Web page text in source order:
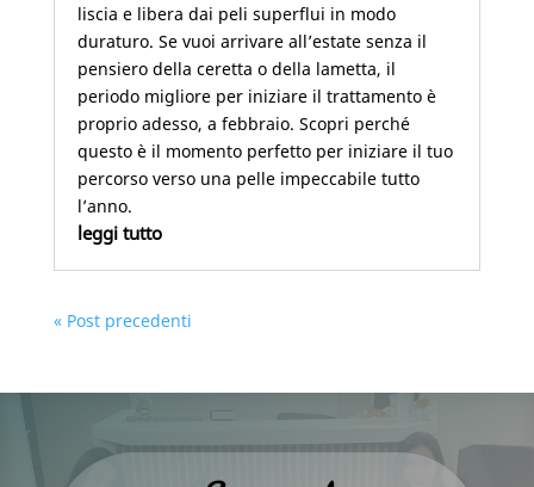
liscia e libera dai peli superflui in modo
duraturo. Se vuoi arrivare all’estate senza il
pensiero della ceretta o della lametta, il
periodo migliore per iniziare il trattamento è
proprio adesso, a febbraio. Scopri perché
questo è il momento perfetto per iniziare il tuo
percorso verso una pelle impeccabile tutto
l’anno.
leggi tutto
« Post precedenti